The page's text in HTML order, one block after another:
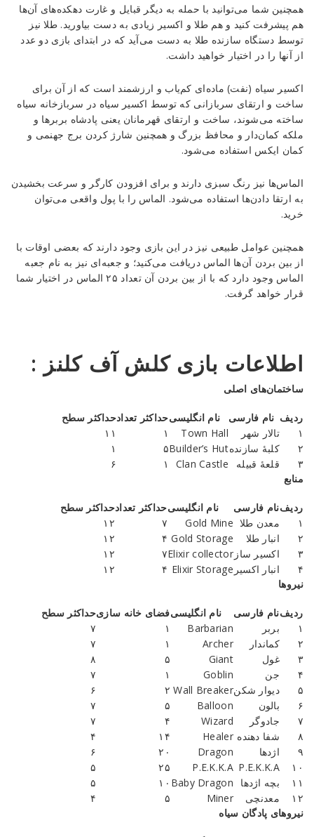
همچنین شما می‌توانید با حمله به دیگر قبایل و غارت دهکده‌های آن‌ها
هم پیشرفت کنید و هم طلا و اکسیر زیادی به دست بیاورید. طلا نیز
توسط دستگاه سازنده طلا به دست می‌آید که در ابتدای بازی دو عدد
از آنها را در اختیار خواهید داشت.
اکسیر سیاه (نفت) ماده‌ای کم‌یاب و ارزشمند است که از آن برای
ساخت و ارتقای سربازانی که توسط اکسیر سیاه در سربازخانه سیاه
ساخته می‌شوند، ساخت و ارتقای قهرمانان یعنی پادشاه بربرها و
ملکه کمان‌دار و محافظ بزرگ و همچنین شارژ کردن برج جهنمی و
کمان ایکس استفاده می‌شود.
الماس‌ها نیز رنگ سبزی دارند و برای افزودن کارگر و سرعت بخشیدن
به ارتقا دادن‌ها استفاده می‌شود. الماس را با پول واقعی می‌توان
خرید.
همچنین عوامل طبیعی نیز در این بازی وجود دارند که بعضی اوقات با
از بین بردن آن‌ها الماس دریافت می‌کنید؛ و جعبه‌ای نیز به نام جعبه
الماس وجود دارد که با از بین بردن آن تعداد ۲۵ الماس در اختیار شما
قرار خواهد گرفت.
اطلاعات بازی کلش آف کلنز :
ساختمان‌های اصلی
ردیف نام فارسی نام انگلیسیحداکثر تعدادحداکثر سطح
۱
تالار شهر Town Hall ۱
۱۱
۲
کلبهٔ سازندهBuilder’s Hut۵
۱
۳
قلعهٔ قبیله Clan Castle ۱
۶
منابع
ردیفنام فارسی نام انگلیسیحداکثر تعدادحداکثر سطح
۱
معدن طلا Gold Mine ۷
۱۲
۲
انبار طلا Gold Storage ۴
۱۲
۳
اکسیر ساز Elixir collector۷
۱۲
۴
انبار اکسیر Elixir Storage ۴
۱۲
نیروها
ردیفنام فارسی نام انگلیسیفضای خانه سازیحداکثر سطح
۱
بربر Barbarian ۱
۷
۲
کماندار Archer ۱
۷
۳
غول Giant ۵
۸
۴
جن Goblin ۱
۷
۵
دیوار شکنWall Breaker ۲
۶
۶
بالون Balloon ۵
۷
۷
جادوگر Wizard ۴
۷
۸
شفا دهنده Healer ۱۴
۴
۹
اژدها Dragon ۲۰
۶
۱۰
P.E.K.K.A
P.E.K.K.A ۲۵
۵
۱۱
بچه اژدها Baby Dragon ۱۰
۵
۱۲
معدنچی Miner ۵
۴
نیروهای پادگان سیاه